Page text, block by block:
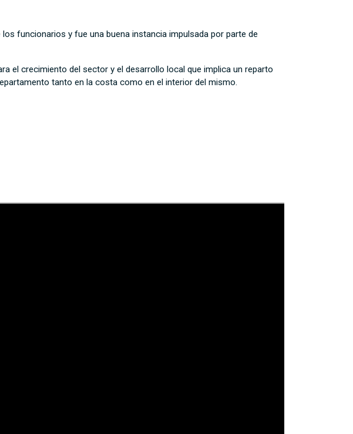
funcionarios y fue una buena instancia impulsada por parte de
el crecimiento del sector y el desarrollo local que implica un reparto
tanto en la costa como en el interior del mismo.